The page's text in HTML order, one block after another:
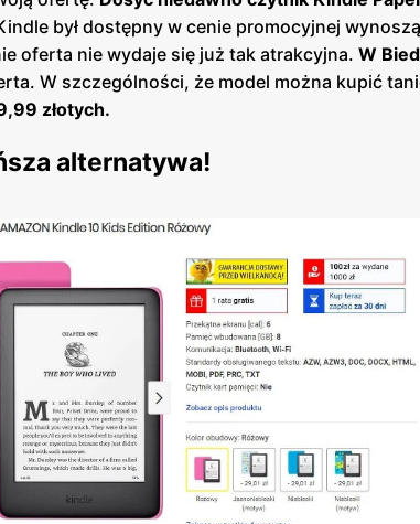
był dostępny w cenie promocyjnej
oferta nie wydaje się już tak atrakcyjna. W
W szczególności, że model można kupić
złotych.
alternatywa!